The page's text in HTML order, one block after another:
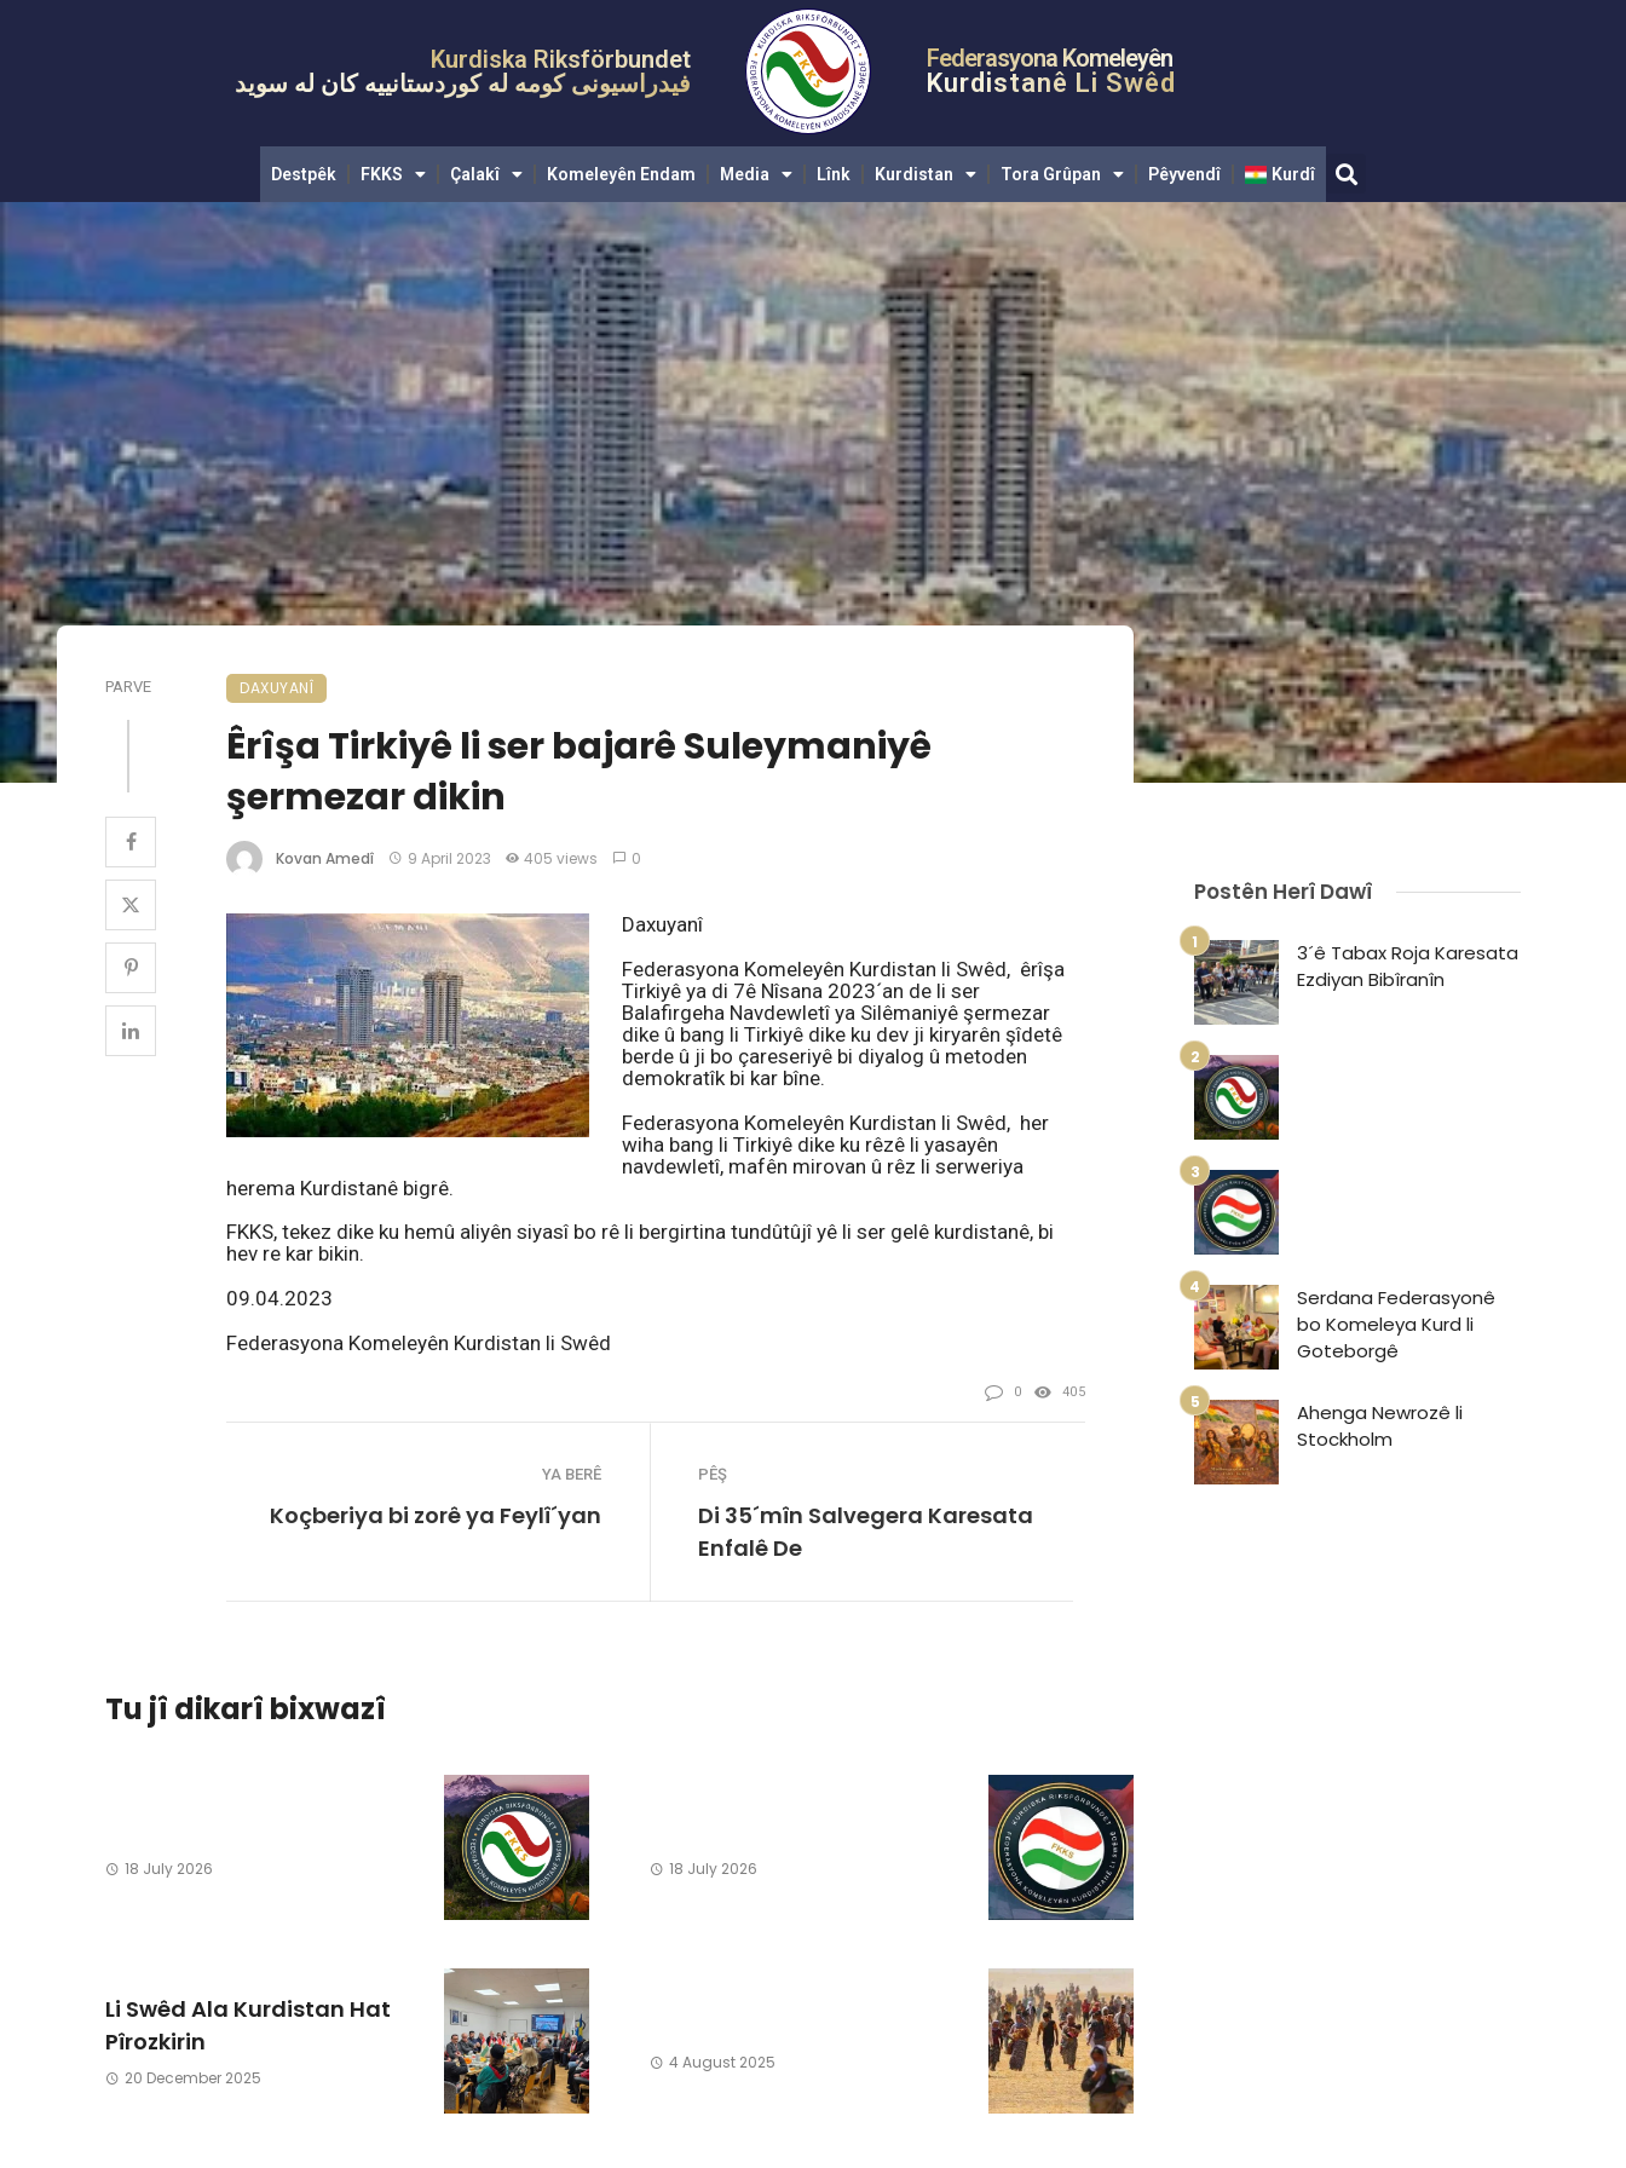
Lînk Kurdistan
Kurdiska Riksförbundet
فیدراسیونی کومه له کوردستانییه کان له سويد
Federasyona Komeleyên
Kurdistanê Li Swêd
Destpêk FKKS Çalakî Komeleyên Endam Media Lînk Kurdistan Tora Grûpan Pêyvendî Kurdî
PARVE DAXUYANÎ
Êrîşa Tirkiyê li ser bajarê Suleymaniyê
şermezar dikin
Kovan Amedî 9 April 2023 405 views 0
Daxuyanî
Federasyona Komeleyên Kurdistan li Swêd, êrîşa
Tirkiyê ya di 7ê Nîsana 2023´an de li ser
Balafirgeha Navdewletî ya Silêmaniyê şermezar
dike û bang li Tirkiyê dike ku dev ji kiryarên şîdetê
berde û ji bo çareseriyê bi diyalog û metoden
demokratîk bi kar bîne.
Federasyona Komeleyên Kurdistan li Swêd, her
wiha bang li Tirkiyê dike ku rêzê li yasayên
navdewletî, mafên mirovan û rêz li serweriya
herema Kurdistanê bigrê.
FKKS, tekez dike ku hemû aliyên siyasî bo rê li bergirtina tundûtûjî yê li ser gelê kurdistanê, bi
hev re kar bikin.
09.04.2023
Federasyona Komeleyên Kurdistan li Swêd
0 405
YA BERÊ
Koçberiya bi zorê ya Feylî´yan
PÊŞ
Di 35´mîn Salvegera Karesata
Enfalê De
Tu jî dikarî bixwazî
18 July 2026 18 July 2026
Li Swêd Ala Kurdistan Hat
Pîrozkirin
20 December 2025
4 August 2025
Postên Herî Dawî
3´ê Tabax Roja Karesata
Ezdiyan Bibîranîn
Serdana Federasyonê
bo Komeleya Kurd li
Goteborgê
Ahenga Newrozê li
Stockholm